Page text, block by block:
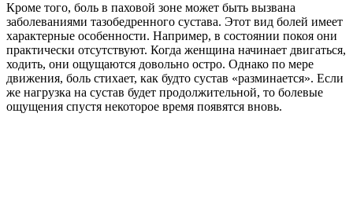
Кроме того, боль в паховой зоне может быть вызвана
заболеваниями тазобедренного сустава. Этот вид болей имеет
характерные особенности. Например, в состоянии покоя они
практически отсутствуют. Когда женщина начинает двигаться,
ходить, они ощущаются довольно остро. Однако по мере
движения, боль стихает, как будто сустав «разминается». Если
же нагрузка на сустав будет продолжительной, то болевые
ощущения спустя некоторое время появятся вновь.